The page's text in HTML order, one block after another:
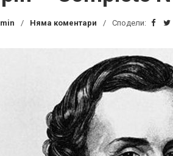
Няма коментари Сподели: